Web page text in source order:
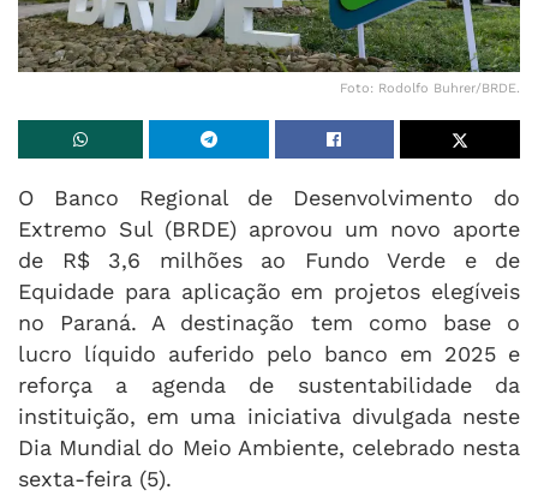
Foto: Rodolfo Buhrer/BRDE.
O Banco Regional de Desenvolvimento do
Extremo Sul (BRDE) aprovou um novo aporte
de R$ 3,6 milhões ao Fundo Verde e de
Equidade para aplicação em projetos elegíveis
no Paraná. A destinação tem como base o
lucro líquido auferido pelo banco em 2025 e
reforça a agenda de sustentabilidade da
instituição, em uma iniciativa divulgada neste
Dia Mundial do Meio Ambiente, celebrado nesta
sexta-feira (5).